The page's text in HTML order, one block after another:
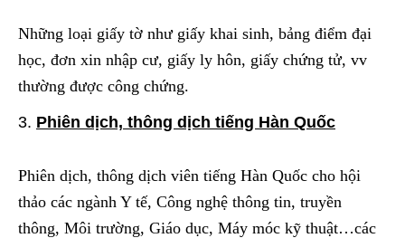
Những loại giấy tờ như giấy khai sinh, bảng điểm đại
học, đơn xin nhập cư, giấy ly hôn, giấy chứng tử, vv
thường được công chứng.
Phiên dịch, thông dịch tiếng Hàn Quốc
Phiên dịch, thông dịch viên tiếng Hàn Quốc cho hội
thảo các ngành Y tế, Công nghệ thông tin, truyền
thông, Môi trường, Giáo dục, Máy móc kỹ thuật…các